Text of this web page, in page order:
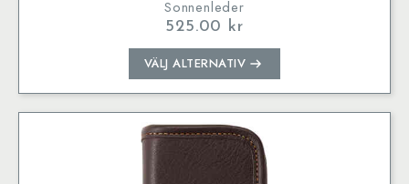
Sonnenleder
525.00 kr
VÄLJ ALTERNATIV
Den
här
produkten
har
flera
varianter.